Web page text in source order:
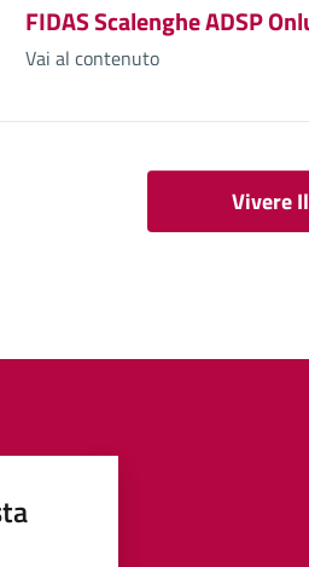
FIDAS Scalenghe ADSP
Vai al contenuto
Vivere